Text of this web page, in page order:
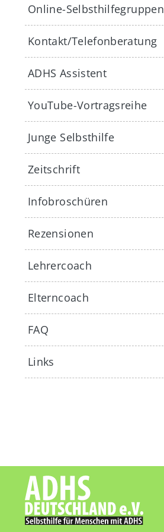
Online-Selbsthilfegruppen
Kontakt/Telefonberatung
ADHS Assistent
YouTube-Vortragsreihe
Junge Selbsthilfe
Zeitschrift
Infobroschüren
Rezensionen
Lehrercoach
Elterncoach
FAQ
Links